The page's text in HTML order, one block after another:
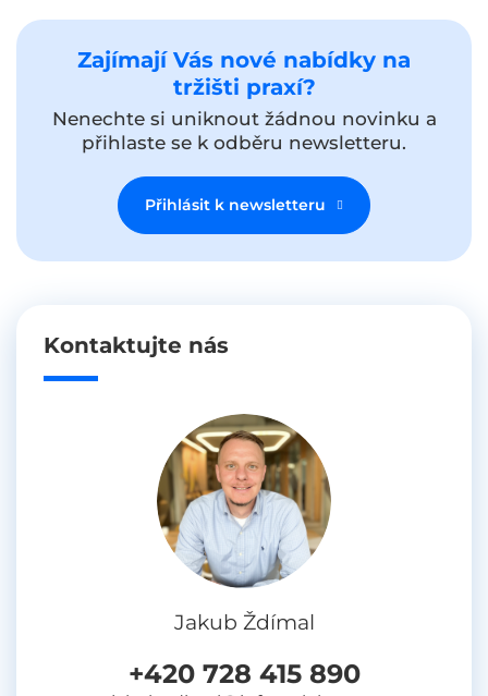
Zajímají Vás nové nabídky na
tržišti praxí?
Nenechte si uniknout žádnou novinku a
přihlaste se k odběru newsletteru.
Přihlásit k newsletteru
Kontaktujte nás
Jakub Ždímal
+420 728 415 890